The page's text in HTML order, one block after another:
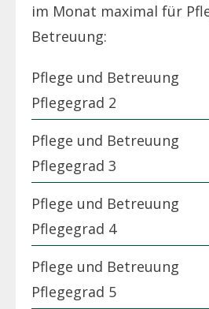
im Monat maximal für
Betreuung:
Pflege und Betreuung
Pflegegrad 2
Pflege und Betreuung
Pflegegrad 3
Pflege und Betreuung
Pflegegrad 4
Pflege und Betreuung
Pflegegrad 5